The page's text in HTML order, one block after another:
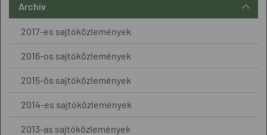
Archív
2017-es sajtóközlemények
2016-os sajtóközlemények
2015-ös sajtóközlemények
2014-es sajtóközlemények
2013-as sajtóközlemények